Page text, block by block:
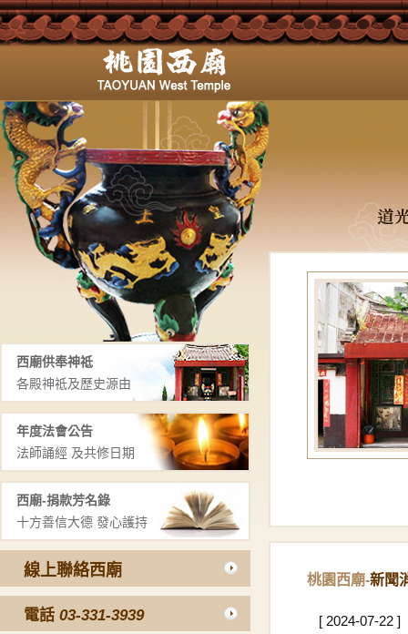
西廟供奉神祗
各殿神祗及歷史源由
年度法會公告
法師誦經 及共修日期
西廟-捐款芳名錄
十方善信大德 發心護持
線上聯絡西廟
電話 03-331-3939
桃園西廟-新聞
[ 2024-08-12 ]
[ 2024-07-22 ]